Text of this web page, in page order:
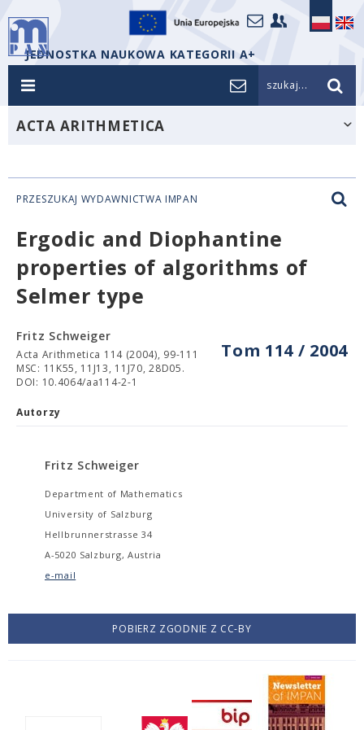
JEDNOSTKA NAUKOWA KATEGORII A+
szukaj...
ACTA ARITHMETICA
PRZESZUKAJ WYDAWNICTWA IMPAN
Ergodic and Diophantine
properties of algorithms of
Selmer type
Tom 114 / 2004
Fritz Schweiger
Acta Arithmetica 114 (2004), 99-111
MSC: 11K55, 11J13, 11J70, 28D05.
DOI: 10.4064/aa114-2-1
Autorzy
Fritz Schweiger
Department of Mathematics
University of Salzburg
Hellbrunnerstrasse 34
A-5020 Salzburg, Austria
e-mail
POBIERZ ZGODNIE Z CC-BY